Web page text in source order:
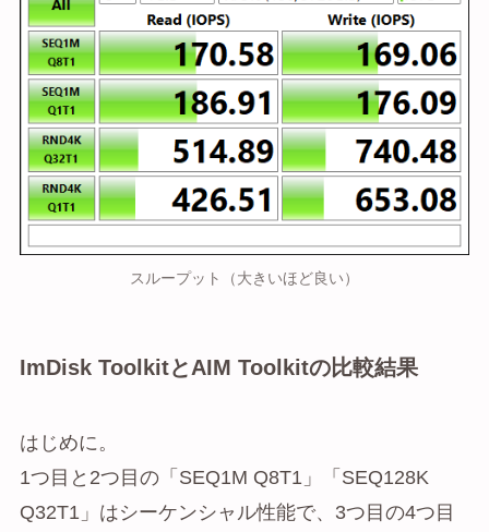
スループット（大きいほど良い）
ImDisk ToolkitとAIM Toolkitの比較結果
はじめに。
1つ目と2つ目の「SEQ1M Q8T1」「SEQ128K
Q32T1」はシーケンシャル性能で、3つ目の4つ目